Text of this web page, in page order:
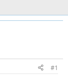
#1